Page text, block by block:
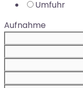
Umfuhr
Aufnahme